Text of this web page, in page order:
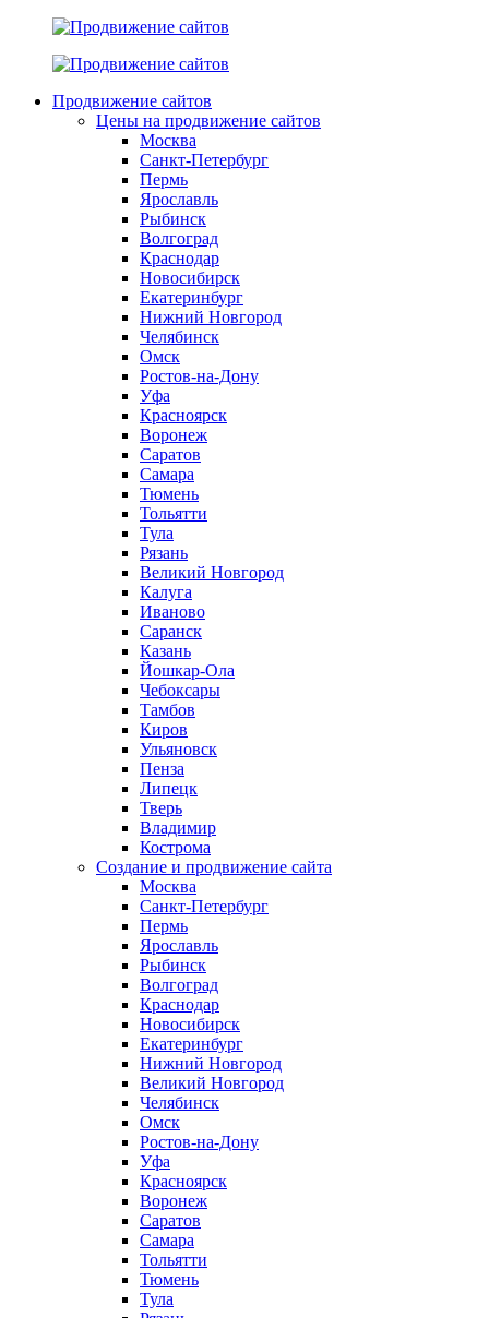
Продвижение сайтов
Цены на продвижение сайтов
Москва
Санкт-Петербург
Пермь
Ярославль
Рыбинск
Волгоград
Краснодар
Новосибирск
Екатеринбург
Нижний Новгород
Челябинск
Омск
Ростов-на-Дону
Уфа
Красноярск
Воронеж
Саратов
Самара
Тюмень
Тольятти
Тула
Рязань
Великий Новгород
Калуга
Иваново
Саранск
Казань
Йошкар-Ола
Чебоксары
Тамбов
Киров
Ульяновск
Пенза
Липецк
Тверь
Владимир
Кострома
Создание и продвижение сайта
Москва
Санкт-Петербург
Пермь
Ярославль
Рыбинск
Волгоград
Краснодар
Новосибирск
Екатеринбург
Нижний Новгород
Великий Новгород
Челябинск
Омск
Ростов-на-Дону
Уфа
Красноярск
Воронеж
Саратов
Самара
Тольятти
Тюмень
Тула